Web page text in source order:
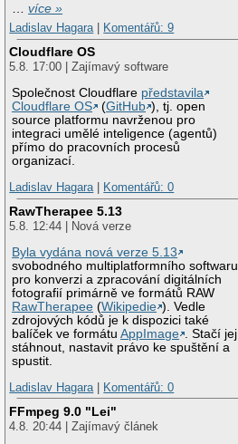
…více »
Ladislav Hagara| Komentářů: 9
Cloudflare OS
5.8. 17:00 | Zajímavý software
Společnost Cloudflare představila
Cloudflare OS
(GitHub ), tj. open
source platformu navrženou pro
integraci umělé inteligence (agentů)
přímo do pracovních procesů
organizací.
Ladislav Hagara| Komentářů: 0
RawTherapee 5.13
5.8. 12:44 | Nová verze
Byla vydána nová verze 5.13
svobodného multiplatformního softwaru
pro konverzi a zpracování digitálních
fotografií primárně ve formátů RAW
RawTherapee (Wikipedie ). Vedle
zdrojových kódů je k dispozici také
balíček ve formátuAppImage
. Stačí jej
stáhnout, nastavit právo ke spuštění a
spustit.
Ladislav Hagara| Komentářů: 0
FFmpeg 9.0 "Lei"
4.8. 20:44 | Zajímavý článek